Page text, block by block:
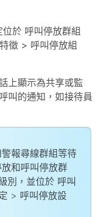
於 呼叫停放群組
特徵 > 呼叫停放組
上顯示為共享或監
叫的通知，如接待員
報尋線群組等待
和呼叫停放群
別，並位於 呼叫
> 呼叫停放設